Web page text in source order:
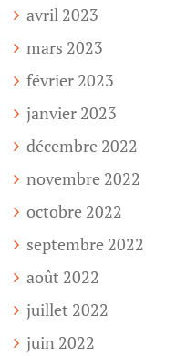
avril 2023
mars 2023
février 2023
janvier 2023
décembre 2022
novembre 2022
octobre 2022
septembre 2022
août 2022
juillet 2022
juin 2022